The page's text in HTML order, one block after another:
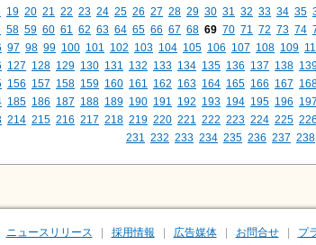
19 20 21 22 23 24 25 26 27 28 29 30 31 32 33 34 35
58 59 60 61 62 63 64 65 66 67 68 69 70 71 72 73 74
97 98 99 100 101 102 103 104 105 106 107 108 109
127 128 129 130 131 132 133 134 135 136 137 138
156 157 158 159 160 161 162 163 164 165 166 167
185 186 187 188 189 190 191 192 193 194 195 196 197
214 215 216 217 218 219 220 221 222 223 224 225 226
231
232 233 234 235 236 237 238
ニュースリリース 採用情報 広告媒体 お問合せ プ